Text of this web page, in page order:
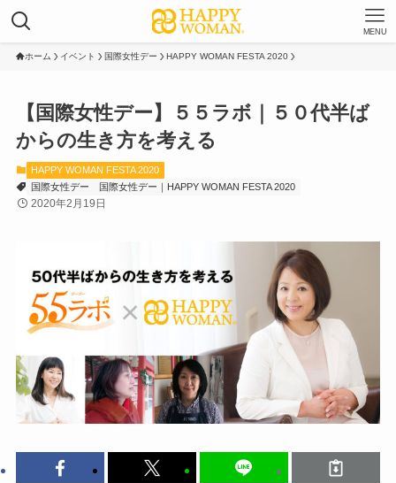
MENU
ホーム イベント 国際女性デー HAPPY WOMAN FESTA 2020
【国際女性デー】５５ラボ｜５０代半ば
からの生き方を考える
HAPPY WOMAN FESTA 2020
国際女性デー
国際女性デー｜HAPPY WOMAN FESTA 2020
2020年2月19日